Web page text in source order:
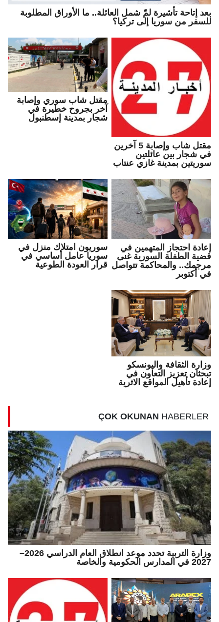
بعد إتاحة تأشيرة لمّ شمل العائلة.. ما الأوراق المطلوبة
للسفر من سوريا إلى تركيا؟
مقتل شاب وإصابة 5 آخرين
في شجار بين عائلتين
سوريتين بمدينة غازي عنتاب
مقتل شاب سوري وإصابة
آخر بجروح خطيرة في
شجار بمدينة إسطنبول
إعادة احتجاز المتهمين في
قضية الطفلة السورية غنى
مرجمك.. والمحاكمة تتواصل
في أكتوبر
سوريون امتلاك منزل في
سوريا عامل أساسي في
قرار العودة الطوعية
وزارة الثقافة واليونسكو
تبحثان تعزيز التعاون في
إعادة تأهيل المواقع الاثرية
ÇOK OKUNAN HABERLER
وزارة التربية تحدد موعد انطلاق العام الدراسي 2026–
2027 في المدارس الحكومية والخاصة